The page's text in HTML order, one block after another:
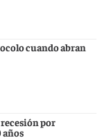
cuando abran
por
años